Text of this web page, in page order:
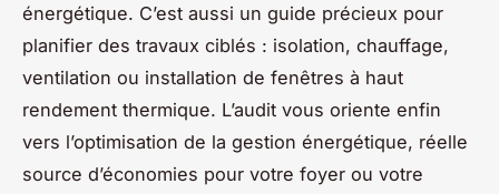
énergétique. C’est aussi un guide précieux pour
planifier des travaux ciblés : isolation, chauffage,
ventilation ou installation de fenêtres à haut
rendement thermique. L’audit vous oriente enfin
vers l’optimisation de la gestion énergétique, réelle
source d’économies pour votre foyer ou votre